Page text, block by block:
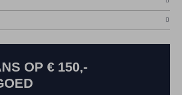
OP € 150,-